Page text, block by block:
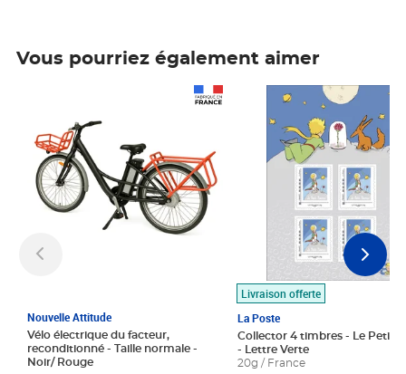
Vous pourriez également aimer
Nouvelle Attitude
Vélo électrique du facteur,
reconditionné - Taille normale -
Noir/ Rouge
Livraison offerte
La Poste
Collector 4 timbres - Le Petit
- Lettre Verte
20g / France
Prix 7,50€